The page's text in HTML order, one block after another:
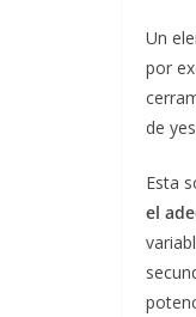
Un
por
de
Esta
el